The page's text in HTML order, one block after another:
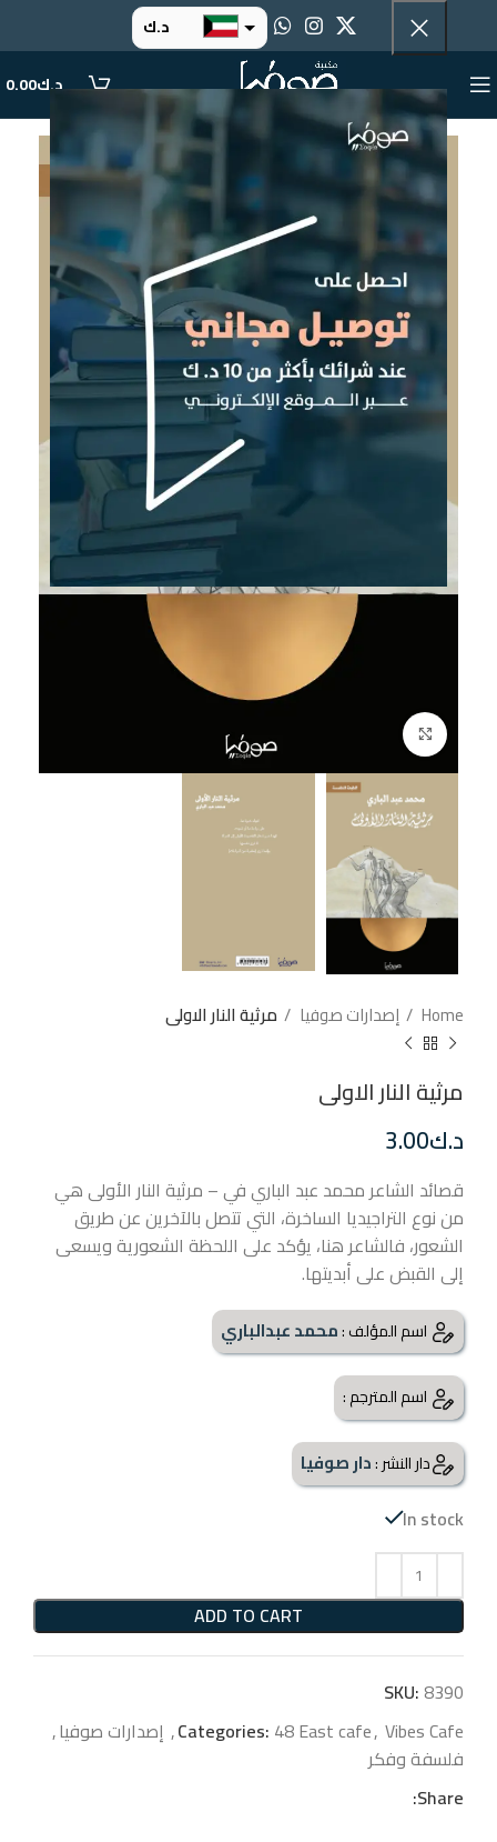
د.ك
ر.س
.د.ب
د.ك0.00
Home إصدارات صوفيا مرثية النار الاولى
مرثية النار الاولى
د.ك3.00
قصائد الشاعر محمد عبد الباري في – مرثية النار الأولى هي
من نوع التراجيديا الساخرة، التي تتصل بالآخرين عن طريق
الشعور، فالشاعر هنا، يؤكد على اللحظة الشعورية ويسعى
إلى القبض على أبديتها.
اسم المؤلف :محمد عبدالباري
اسم المترجم :
دار النشر :دار صوفيا
In stock
ADD TO CART
SKU:8390
Categories: 48 East cafe, Vibes Cafe
, إصدارات صوفيا,
فلسفة وفكر
Share: